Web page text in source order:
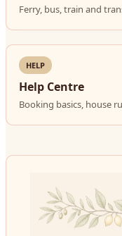
Ferry, bus, train and
HELP
Help Centre
Booking basics, house